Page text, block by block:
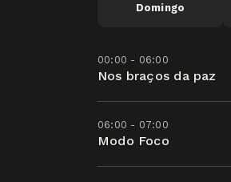
Domingo
00:00 - 06:00
Nos braços da paz
06:00 - 07:00
Modo Foco